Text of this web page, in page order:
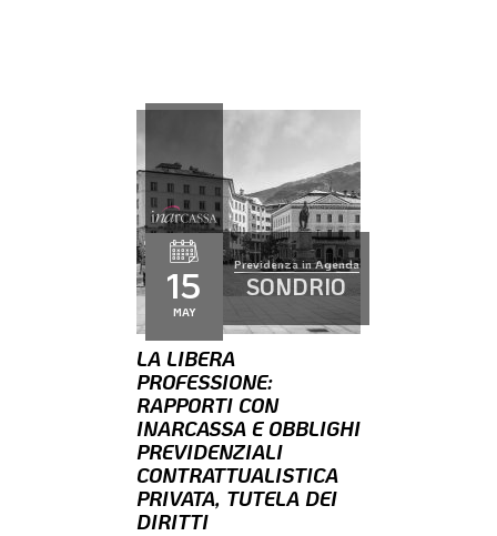
15
MAY
Previdenza in Agenda
SONDRIO
LA LIBERA
PROFESSIONE:
RAPPORTI CON
INARCASSA E OBBLIGHI
PREVIDENZIALI
CONTRATTUALISTICA
PRIVATA, TUTELA DEI
DIRITTI